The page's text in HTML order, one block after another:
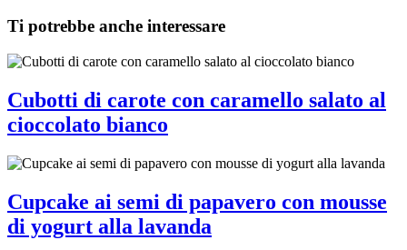
Ti potrebbe anche interessare
Cubotti di carote con caramello salato al
cioccolato bianco
Cupcake ai semi di papavero con mousse
di yogurt alla lavanda